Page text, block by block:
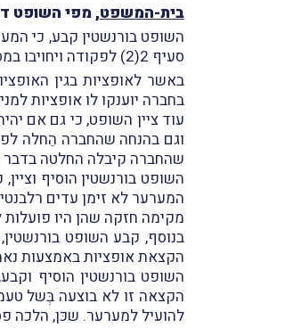
בית-המשפט, מפי השופט
השופט בורנשטין קבע, כי
סעיף 2(2) לפקודה ויחויבו במס בשיעור השולי החָל על העובד.
באשר לאופציות בגין
בחברה יוענקו לו אופציות
עוד ציין השופט, כי גם אם
וגם בהנחה שהחברה הֵחלה
שהחברה קיבלה החלטה בדבר
השופט בורנשטין הוסיף
המערער לא זימן עדים
מקימה חזקה שהן היו פועלות
בנוסף, קבע השופט
הקצאת אופציות באמצעות נאמן במסלול רווח הון לפי סעיף
השופט בורנשטין הוסיף
הקצאה זו לא בוצעה בְּשל
להועיל למערער. שכּן, הלכה